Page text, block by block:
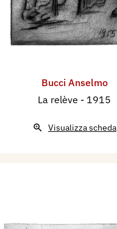
Bucci Anselmo
La relève - 1915
Visualizza scheda